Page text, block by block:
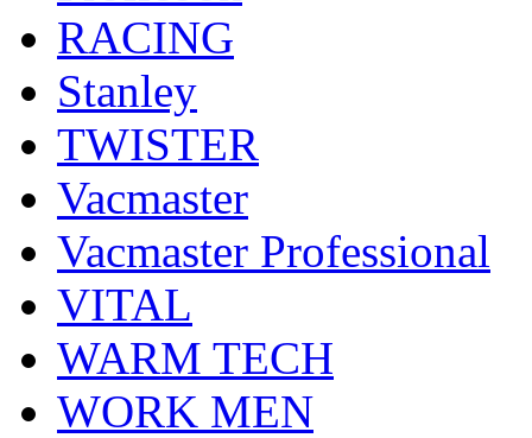
RACING
Stanley
TWISTER
Vacmaster
Vacmaster Professional
VITAL
WARM TECH
WORK MEN